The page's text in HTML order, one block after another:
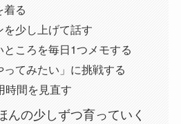
る
少し上げて話す
ころを毎日1つメモする
てみたい」に挑戦する
時間を見直す
んの少しずつ育っていく